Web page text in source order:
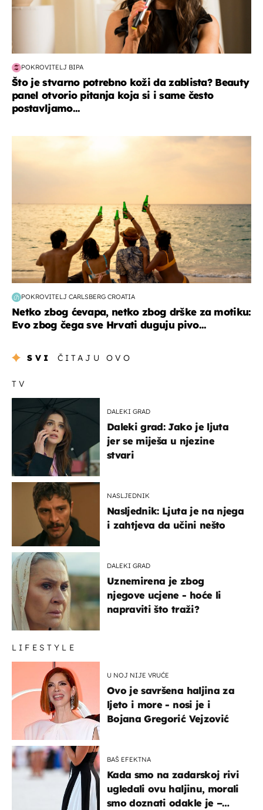
POKROVITELJ BIPA
Što je stvarno potrebno koži da zablista? Beauty
panel otvorio pitanja koja si i same često
postavljamo...
POKROVITELJ CARLSBERG CROATIA
Netko zbog ćevapa, netko zbog drške za motiku:
Evo zbog čega sve Hrvati duguju pivo...
SVI ČITAJU OVO
TV
DALEKI GRAD
Daleki grad: Jako je ljuta
jer se miješa u njezine
stvari
NASLJEDNIK
Nasljednik: Ljuta je na njega
i zahtjeva da učini nešto
DALEKI GRAD
Uznemirena je zbog
njegove ucjene - hoće li
napraviti što traži?
LIFESTYLE
U NOJ NIJE VRUĆE
Ovo je savršena haljina za
ljeto i more - nosi je i
Bojana Gregorić Vejzović
BAŠ EFEKTNA
Kada smo na zadarskoj rivi
ugledali ovu haljinu, morali
smo doznati odakle je –